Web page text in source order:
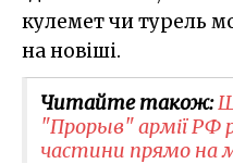
кулемет чи турель
на новіші.
Читайте також:
"Прорыв" армії РФ
частини прямо на